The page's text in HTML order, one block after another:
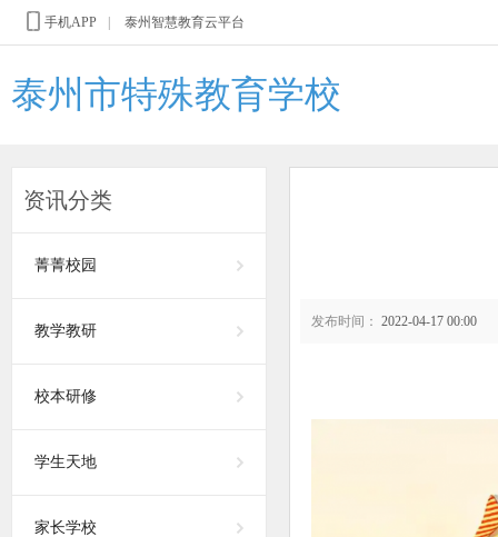
手机APP 泰州智慧教育云平台
泰州市特殊教育学校
资讯分类
菁菁校园
教学教研
校本研修
学生天地
家长学校
发布时间： 2022-04-17 00:00